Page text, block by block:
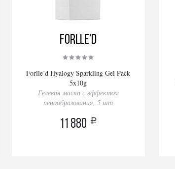
Forlle'd
Forlle’d Hyalogy Sparkling Gel Pack
5x10g
Гелевая маска с эффектом
пенообразования, 5 шт
11 880 a